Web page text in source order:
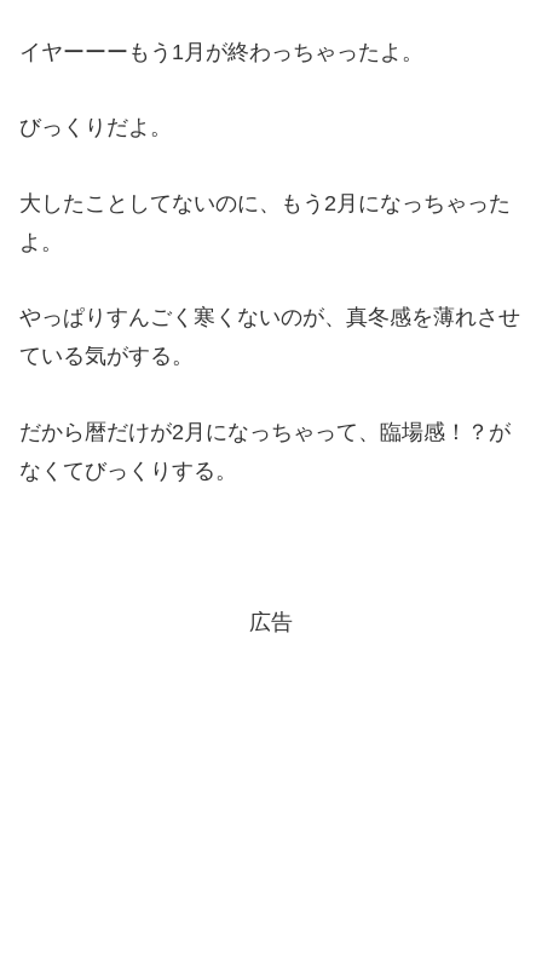
イヤーーーもう1月が終わっちゃったよ。
びっくりだよ。
大したことしてないのに、もう2月になっちゃった
よ。
やっぱりすんごく寒くないのが、真冬感を薄れさせ
ている気がする。
だから暦だけが2月になっちゃって、臨場感！？が
なくてびっくりする。
広告